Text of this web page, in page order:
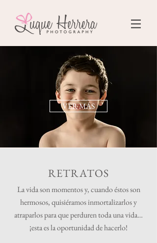
VER MÁS
RETRATOS
La vida son momentos y, cuando éstos son
hermosos, quisiéramos inmortalizarlos y
atraparlos para que perduren toda una vida…
¡esta es la oportunidad de hacerlo!